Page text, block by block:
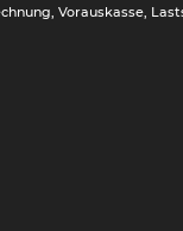
Vorauskasse,